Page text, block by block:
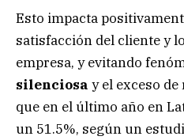
Esto impacta
satisfacción del cliente y
empresa, y evitando
silenciosa y el exceso
que en el último año en
un 51.5%, según un